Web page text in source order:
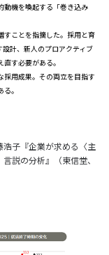
動機を喚起する「巻き込み
すことを指摘した。採用と育
計、新人のプロアクティブ
す必要がある。
採用成果。その両立を目指す
。
子『企業が求める〈主
説の分析』（東信堂、